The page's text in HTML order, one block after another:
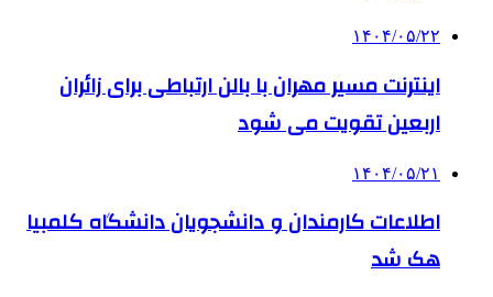
۱۴۰۴/۰۵/۲۲
اینترنت مسیر مهران با بالن ارتباطی برای زائران
اربعین تقویت می شود
۱۴۰۴/۰۵/۲۱
اطلاعات کارمندان و دانشجویان دانشگاه کلمبیا
هک شد